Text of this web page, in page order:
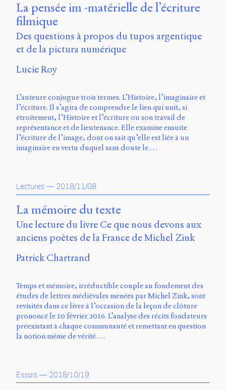
de
Storm
Type
Foundry
et
de
Ce
site
été
conçu
Maxime
Bouton,
Jérémy
De
Barros,
Émile
Timothée
Monjour,
Nicolas
Sauret
et
Marcello
Vitali-
La pensée im -matérielle de l’écriture
filmique
Des questions à propos du tupos argentique
et de la pictura numérique
Lucie Roy
L’auteure conjugue trois termes. L’Histoire, l’imaginaire et
l’écriture. Il s’agira de comprendre le lien qui unit, si
étroitement, l’Histoire et l’écriture ou son travail de
représentance et de lieutenance. Elle examine ensuite
l’écriture de l’image, dont on sait qu’elle est liée à un
imaginaire en vertu duquel sans doute le …
Lectures — 2018/11/08
La mémoire du texte
Une lecture du livre Ce que nous devons aux
anciens poètes de la France de Michel Zink
Patrick Chartrand
Temps et mémoire, irréductible couple au fondement des
études de lettres médiévales menées par Michel Zink, sont
revisités dans ce livre à l’occasion de la leçon de clôture
prononcé le 10 février 2016. L’analyse des récits fondateurs
préexistant à chaque communauté et remettant en question
la notion même de vérité …
Essais — 2018/10/19